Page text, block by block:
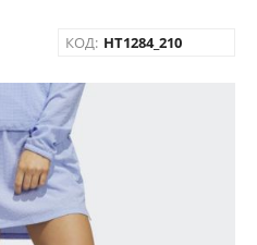
КОД: HT1284_210